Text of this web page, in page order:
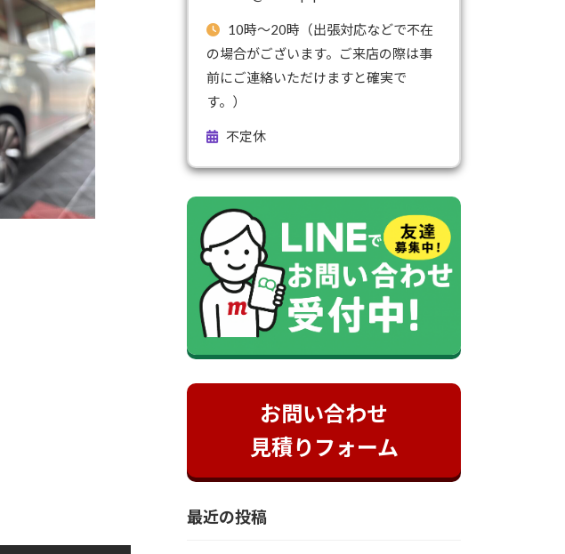
10時～20時（出張対応などで不在
の場合がございます。ご来店の際は事
前にご連絡いただけますと確実で
す。）
不定休
お問い合わせ
見積りフォーム
最近の投稿